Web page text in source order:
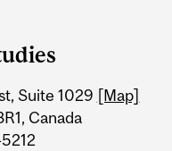
Suite 1029 [Map]
Canada